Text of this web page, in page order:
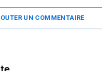
UN COMMENTAIRE